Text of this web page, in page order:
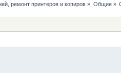
ремонт принтеров и копиров » Общие»